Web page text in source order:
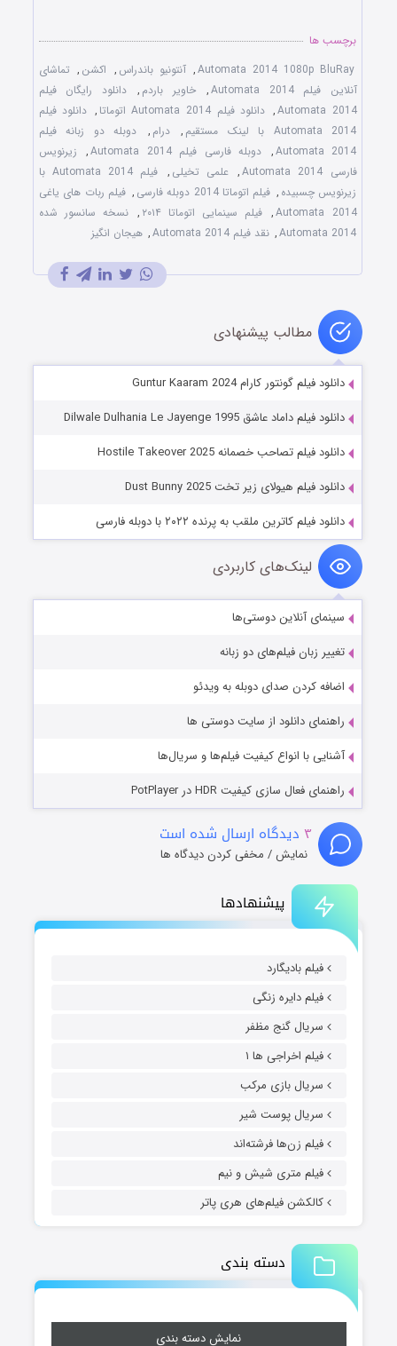
پیشنهادها
فیلم بادیگارد
فیلم دایره زنگی
سریال گنج مظفر
فیلم اخراجی ها ۱
سریال بازی مرکب
سریال پوست شیر
فیلم زن‌ها فرشته‌اند
فیلم متری شیش و نیم
کالکشن فیلم‌های هری پاتر
دسته بندی
نمایش دسته بندی
برچسب ها
Automata 2014 1080p BluRay
, آنتونیو باندراس , اکشن , تماشای
آنلاین فیلم Automata 2014
, خاویر باردم ,
دانلود رایگان فیلم
Automata 2014
, دانلود فیلم Automata 2014 اتوماتا , دانلود فیلم
Automata 2014 با لینک مستقیم
, درام ,
دوبله دو زبانه فیلم
Automata 2014
, دوبله فارسی فیلم Automata 2014 , زیرنویس
فارسی Automata 2014
, علمی تخیلی ,
فیلم Automata 2014 با
زیرنویس چسبیده , فیلم اتوماتا 2014 دوبله فارسی , فیلم ربات های یاغی
Automata 2014
, فیلم سینمایی اتوماتا ۲۰۱۴ , نسخه سانسور شده
Automata 2014
, نقد فیلم Automata 2014 , هیجان انگیز
مطالب پیشنهادی
دانلود فیلم گونتور کارام Guntur Kaaram 2024
دانلود فیلم داماد عاشق Dilwale Dulhania Le Jayenge 1995
دانلود فیلم تصاحب خصمانه Hostile Takeover 2025
دانلود فیلم هیولای زیر تخت Dust Bunny 2025
دانلود فیلم کاترین ملقب به پرنده ۲۰۲۲ با دوبله فارسی
لینک‌های کاربردی
سینمای آنلاین دوستی‌ها
تغییر زبان فیلم‌های دو زبانه
اضافه کردن صدای دوبله به ویدئو
راهنمای دانلود از سایت دوستی ها
آشنایی با انواع کیفیت فیلم‌ها و سریال‌ها
راهنمای فعال سازی کیفیت HDR در PotPlayer
۳ دیدگاه ارسال شده است
نمایش / مخفی کردن دیدگاه ها